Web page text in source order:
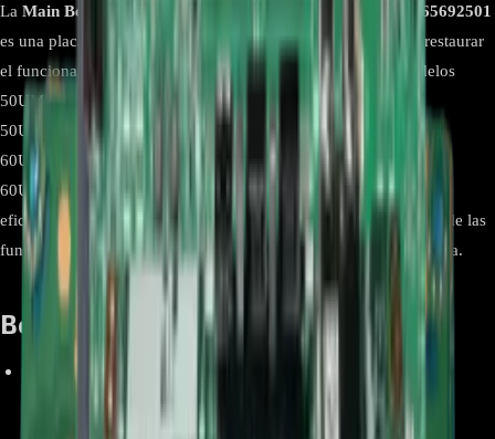
La Main Board, BPR Total Assembly Smart TV LG - EBU65692501
es una placa base completamente ensamblada, diseñada para restaurar
el funcionamiento de televisores LG. Compatible con los modelos
50UM7300PDA.AWCJLJR 50UM7300PDA.BWCJLJM
50UM7300PDA.BWCJLJR 50UM7300PDA.BWCSLJM
60UM7200PDA.BWCMLOR 60UM7200PDA.BWCNLKR
60UM7200PDA.BWCNLOR, esta tarjeta garantiza una gestión
eficiente del sistema, conectividad estable y rendimiento óptimo de las
funciones Smart TV, asegurando una experiencia de usuario fluida.
Beneficios clave y ventajas:
Reemplazo completo y funcional